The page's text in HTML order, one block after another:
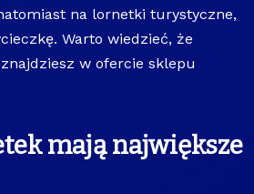
na lornetki turystyczne,
Warto wiedzieć, że
w ofercie sklepu
mają największe